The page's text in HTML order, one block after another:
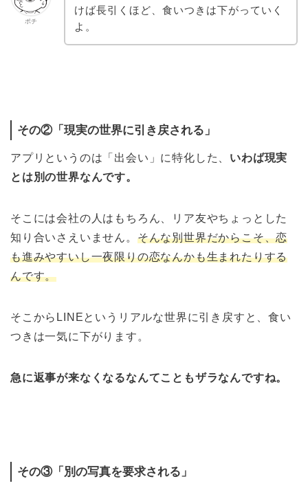
ポチ
けば長引くほど、食いつきは下がっていく
よ。
その②「現実の世界に引き戻される」
アプリというのは「出会い」に特化した、 いわば現実
とは別の世界なんです。
そこには会社の人はもちろん、リア友やちょっとした
知り合いさえいません。 そんな別世界だからこそ、恋
も進みやすいし一夜限りの恋なんかも生まれたりする
んです。
そこからLINEというリアルな世界に引き戻すと、食い
つきは一気に下がります。
急に返事が来なくなるなんてこともザラなんですね。
その③「別の写真を要求される」